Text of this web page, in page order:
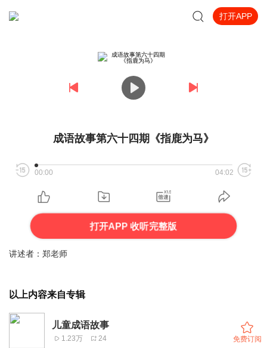
打开APP
成语故事第六十四期《指鹿为马》
00:00 04:02
打开APP 收听完整版
讲述者：郑老师
以上内容来自专辑
儿童成语故事
1.23万 24 免费订阅